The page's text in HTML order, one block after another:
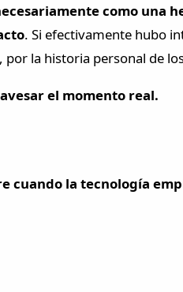
como una
. Si efectivamente hubo
la historia personal de
el momento real.
cuando la tecnología